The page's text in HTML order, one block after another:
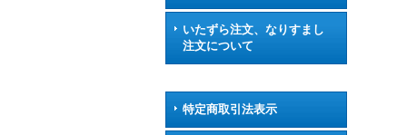
いたずら注文、なりすまし
注文について
特定商取引法表示